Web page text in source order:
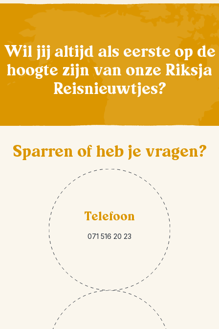
Wil jij altijd als eerste op de
hoogte zijn van onze Riksja
Reisnieuwtjes?
Sparren of heb je vragen?
Telefoon
071 516 20 23